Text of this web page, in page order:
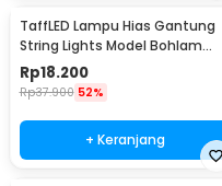
TaffLED Lampu Hias Gantung
String Lights Model Bohlam
Mini Waterproof 6M - ZYD0931
Rp18.200
Rp37.900 52%
+ Keranjang